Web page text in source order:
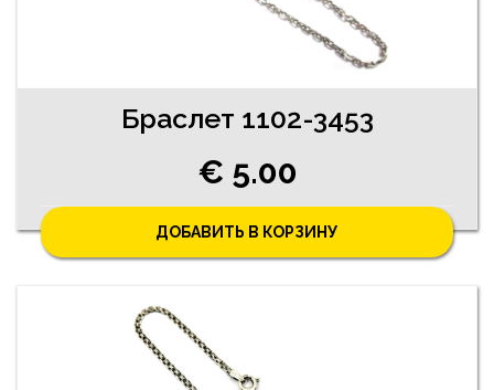
Браслет 1102-3453
€ 5.00
ДОБАВИТЬ В КОРЗИНУ